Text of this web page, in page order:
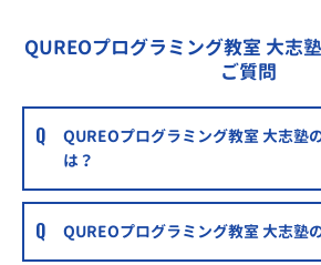
QUREOプログラミング教室 大志
ご質問
QUREOプログラミング教室 大志塾
は？
QUREOプログラミング教室 大志塾